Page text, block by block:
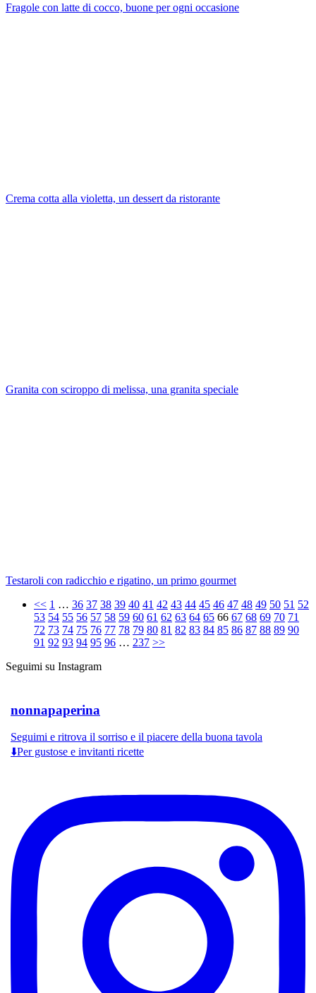
Fragole con latte di cocco, buone per ogni occasione
Crema cotta alla violetta, un dessert da ristorante
Granita con sciroppo di melissa, una granita speciale
Testaroli con radicchio e rigatino, un primo gourmet
<< 1 … 36 37 38 39 40 41 42 43 44 45 46 47 48 49 50 51 52
53 54 55 56 57 58 59 60 61 62 63 64 65 66 67 68 69 70 71
72 73 74 75 76 77 78 79 80 81 82 83 84 85 86 87 88 89 90
91 92 93 94 95 96 … 237 >>
Seguimi su Instagram
nonnapaperina
Seguimi e ritrova il sorriso e il piacere della buona tavola
⬇️Per gustose e invitanti ricette